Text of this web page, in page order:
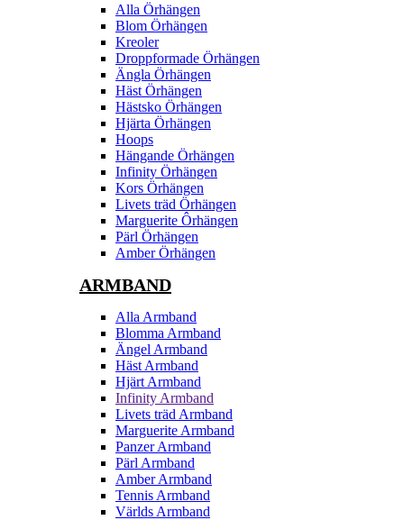
Alla Örhängen
Blom Örhängen
Kreoler
Droppformade Örhängen
Ängla Örhängen
Häst Örhängen
Hästsko Örhängen
Hjärta Örhängen
Hoops
Hängande Örhängen
Infinity Örhängen
Kors Örhängen
Livets träd Örhängen
Marguerite Ôrhängen
Pärl Örhängen
Amber Örhängen
ARMBAND
Alla Armband
Blomma Armband
Ängel Armband
Häst Armband
Hjärt Armband
Infinity Armband
Livets träd Armband
Marguerite Armband
Panzer Armband
Pärl Armband
Amber Armband
Tennis Armband
Världs Armband